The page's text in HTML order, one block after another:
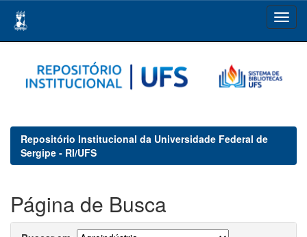
navigation
Repositório Institucional da Universidade Federal de
Sergipe - RI/UFS
Página de Busca